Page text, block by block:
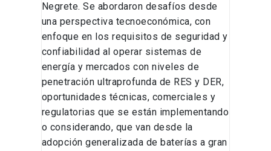
Negrete. Se abordaron desafíos desde
una perspectiva tecnoeconómica, con
enfoque en los requisitos de seguridad y
confiabilidad al operar sistemas de
energía y mercados con niveles de
penetración ultraprofunda de RES y DER,
oportunidades técnicas, comerciales y
regulatorias que se están implementando
o considerando, que van desde la
adopción generalizada de baterías a gran